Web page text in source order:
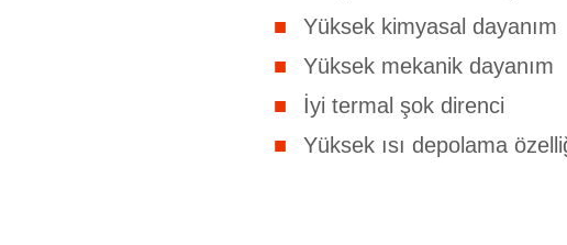
Yüksek kimyasal dayanım
Yüksek mekanik dayanım
İyi termal şok direnci
Yüksek ısı depolama